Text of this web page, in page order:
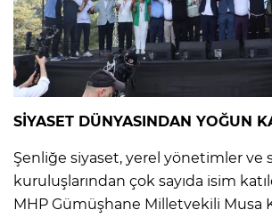
SİYASET DÜNYASINDAN YOĞUN
Şenliğe siyaset, yerel yönetimler ve
kuruluşlarından çok sayıda isim
MHP Gümüşhane Milletvekili Musa